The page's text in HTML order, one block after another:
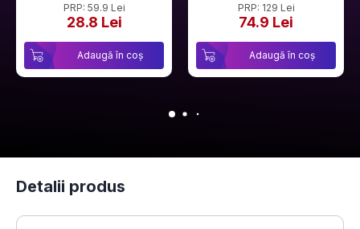
PRP: 59.9 Lei
28.8 Lei
Adaugă în coș
PRP: 129 Lei
74.9 Lei
Adaugă în coș
Detalii produs